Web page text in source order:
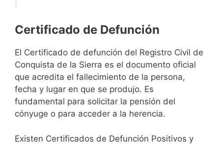
Certificado de Defunción
El Certificado de defunción del Registro Civil de
Conquista de la Sierra es el documento oficial
que acredita el fallecimiento de la persona,
fecha y lugar en que se produjo. Es
fundamental para solicitar la pensión del
cónyuge o para acceder a la herencia.
Existen Certificados de Defunción Positivos y